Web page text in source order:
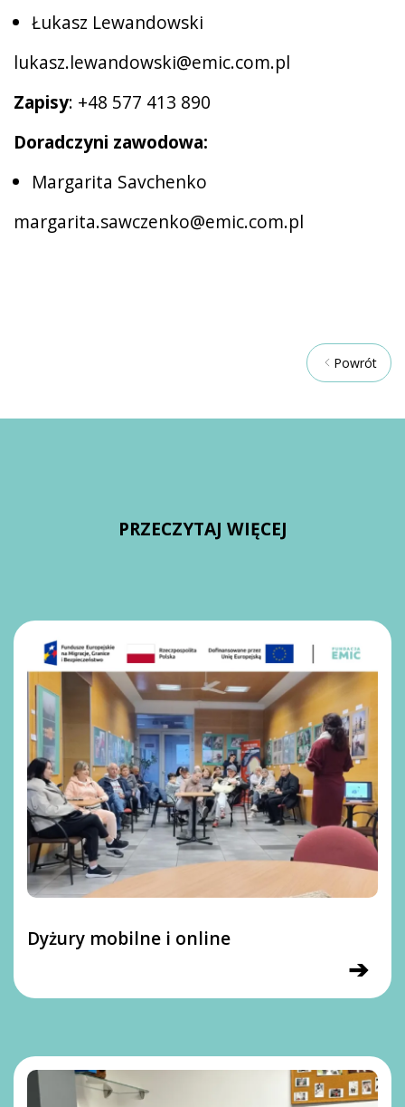
Łukasz Lewandowski
lukasz.lewandowski@emic.com.pl
Zapisy: +48 577 413 890
Doradczyni zawodowa:
Margarita Savchenko
margarita.sawczenko@emic.com.pl
Powrót
PRZECZYTAJ WIĘCEJ
Dyżury mobilne i online
➔